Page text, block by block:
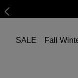
SALE Fall